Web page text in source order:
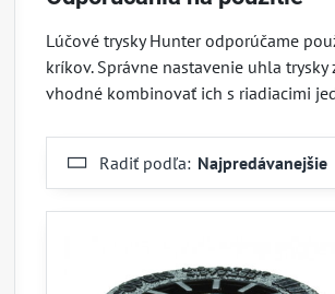
Lúčové trysky Hunter odporúčame
kríkov. Správne nastavenie uhla
vhodné kombinovať ich s riadiacimi
Radiť podľa: Najpredávanejšie